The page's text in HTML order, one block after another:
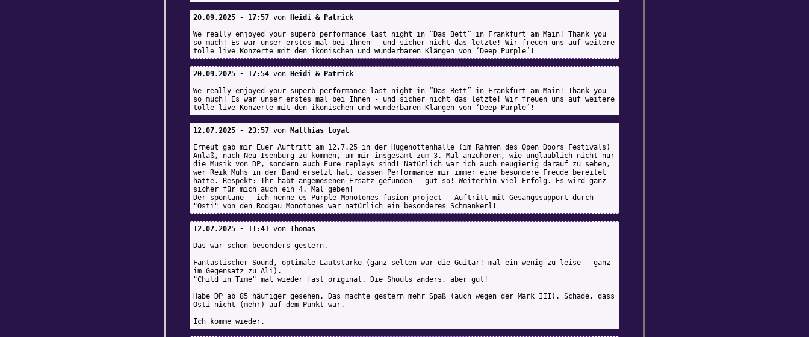
20.09.2025 - 17:57 von
Heidi & Patrick
We really enjoyed your superb performance last night in “Das Bett” in Frankfurt am Main! Thank you
so much! Es war unser erstes mal bei Ihnen - und sicher nicht das letzte! Wir freuen uns auf weitere
tolle live Konzerte mit den ikonischen und wunderbaren Klängen von ‘Deep Purple’!
20.09.2025 - 17:54 von
Heidi & Patrick
We really enjoyed your superb performance last night in “Das Bett” in Frankfurt am Main! Thank you
so much! Es war unser erstes mal bei Ihnen - und sicher nicht das letzte! Wir freuen uns auf weitere
tolle live Konzerte mit den ikonischen und wunderbaren Klängen von ‘Deep Purple’!
12.07.2025 - 23:57 von
Matthias Loyal
Erneut gab mir Euer Auftritt am 12.7.25 in der Hugenottenhalle (im Rahmen des Open Doors Festivals)
Anlaß, nach Neu-Isenburg zu kommen, um mir insgesamt zum 3. Mal anzuhören, wie unglaublich nicht nur
die Musik von DP, sondern auch Eure replays sind! Natürlich war ich auch neugierig darauf zu sehen,
wer Reik Muhs in der Band ersetzt hat, dassen Performance mir immer eine besondere Freude bereitet
hatte. Respekt: Ihr habt angemesenen Ersatz gefunden - gut so! Weiterhin viel Erfolg. Es wird ganz
sicher für mich auch ein 4. Mal geben!
Der spontane - ich nenne es Purple Monotones fusion project - Auftritt mit Gesangssupport durch
"Osti" von den Rodgau Monotones war natürlich ein besonderes Schmankerl!
12.07.2025 - 11:41 von Thomas
Das war schon besonders gestern.
Fantastischer Sound, optimale Lautstärke (ganz selten war die Guitar! mal ein wenig zu leise - ganz
im Gegensatz zu Ali).
"Child in Time" mal wieder fast original. Die Shouts anders, aber gut!
Habe DP ab 85 häufiger gesehen. Das machte gestern mehr Spaß (auch wegen der Mark III). Schade, dass
Osti nicht (mehr) auf dem Punkt war.
Ich komme wieder.